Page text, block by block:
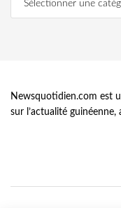
Newsquotidien.com est
sur l’actualité